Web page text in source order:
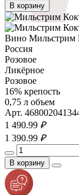
В корзину
Вино Мильстрим
Россия
Розовое
Ликёрное
Розовое
16% крепость
0,75 л объем
Арт.
1 490.99 ₽
1 390.99 ₽
В корзину